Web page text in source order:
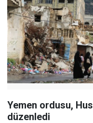
Yemen ordusu,
düzenledi